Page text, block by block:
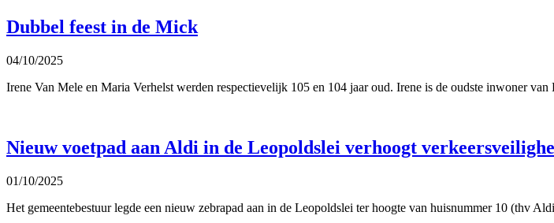
Dubbel feest in de Mick
04/10/2025
Irene Van Mele en Maria Verhelst werden respectievelijk 105 en 104 jaar oud. Irene is de oudste inwoner van
Nieuw voetpad aan Aldi in de Leopoldslei verhoogt
01/10/2025
Het gemeentebestuur legde een nieuw zebrapad aan in de Leopoldslei ter hoogte van huisnummer 10 (thv